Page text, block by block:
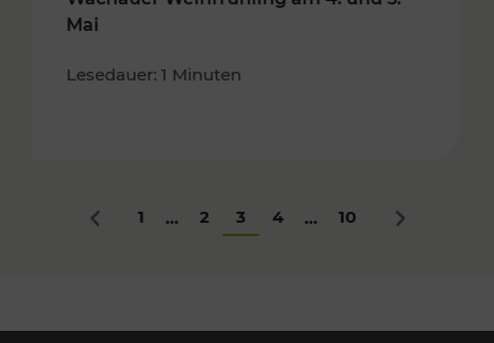
Mai
Lesedauer: 1 Minuten
Zurück
1 ... 2 3 4 ... 10 Nächstes